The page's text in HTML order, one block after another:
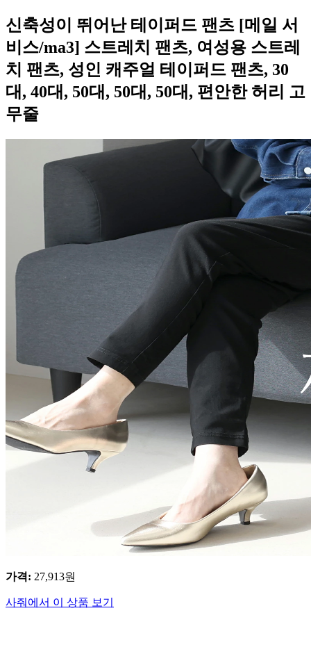
신축성이 뛰어난 테이퍼드 팬츠 [메일 서
비스/ma3] 스트레치 팬츠, 여성용 스트레
치 팬츠, 성인 캐주얼 테이퍼드 팬츠, 30
대, 40대, 50대, 50대, 50대, 편안한 허리 고
무줄
가격: 27,913원
사줘에서 이 상품 보기